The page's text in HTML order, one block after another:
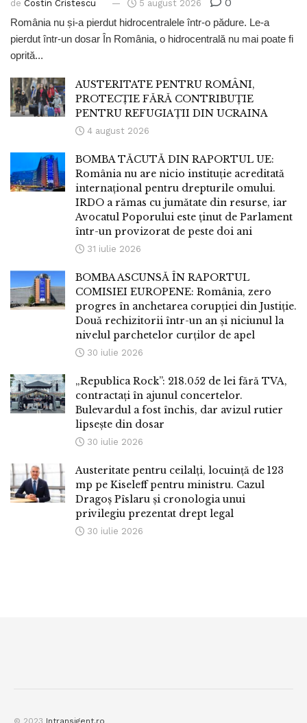
de Costin Cristescu 5 august 2026
România nu și-a pierdut hidrocentralele într-o pădure. Le-a
pierdut într-un dosar În România, o hidrocentrală nu mai poate fi
oprită...
AUSTERITATE PENTRU ROMÂNI,
PROTECȚIE FĂRĂ CONTRIBUȚIE
PENTRU REFUGIAȚII DIN UCRAINA
4 august 2026
BOMBA TĂCUTĂ DIN RAPORTUL UE:
România nu are nicio instituție acreditată
internațional pentru drepturile omului.
IRDO a rămas cu jumătate din resurse, iar
Avocatul Poporului este ținut de Parlament
într-un provizorat de peste doi ani
31 iulie 2026
BOMBA ASCUNSĂ ÎN RAPORTUL
COMISIEI EUROPENE: România, zero
progres în anchetarea corupției din Justiție.
Două rechizitorii într-un an și niciunul la
nivelul parchetelor curților de apel
30 iulie 2026
„Republica Rock”: 218.052 de lei fără TVA,
contractați în ajunul concertelor.
Bulevardul a fost închis, dar avizul rutier
lipsește din dosar
30 iulie 2026
Austeritate pentru ceilalți, locuință de 123
mp pe Kiseleff pentru ministru. Cazul
Dragoș Pîslaru și cronologia unui
privilegiu prezentat drept legal
30 iulie 2026
© 2023 Intransigent.ro